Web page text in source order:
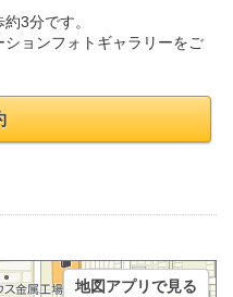
3分です。
ョンフォトギャラリーをご
地図アプリで見る